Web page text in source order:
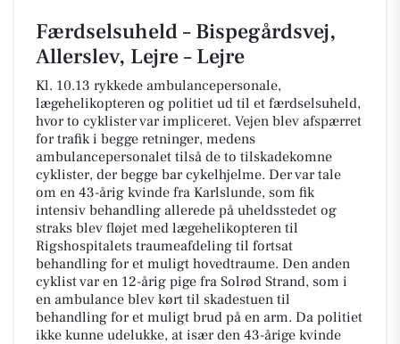
Færdselsuheld – Bispegårdsvej,
Allerslev, Lejre – Lejre
Kl. 10.13 rykkede ambulancepersonale,
lægehelikopteren og politiet ud til et færdselsuheld,
hvor to cyklister var impliceret. Vejen blev afspærret
for trafik i begge retninger, medens
ambulancepersonalet tilså de to tilskadekomne
cyklister, der begge bar cykelhjelme. Der var tale
om en 43-årig kvinde fra Karlslunde, som fik
intensiv behandling allerede på uheldsstedet og
straks blev fløjet med lægehelikopteren til
Rigshospitalets traumeafdeling til fortsat
behandling for et muligt hovedtraume. Den anden
cyklist var en 12-årig pige fra Solrød Strand, som i
en ambulance blev kørt til skadestuen til
behandling for et muligt brud på en arm. Da politiet
ikke kunne udelukke, at især den 43-årige kvinde